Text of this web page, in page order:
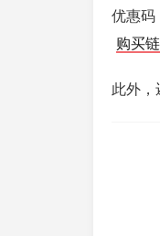
优惠码
购买
此外，